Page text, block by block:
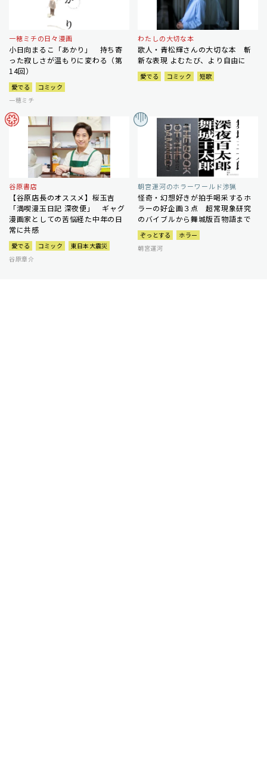
一穂ミチの日々漫画
小日向まるこ「あかり」 持ち寄
った寂しさが温もりに変わる（第
14回）
愛でる
コミック
一穂ミチ
わたしの大切な本
歌人・青松輝さんの大切な本 斬
新な表現 よむたび、より自由に
愛でる コミック 短歌
谷原書店
【谷原店長のオススメ】桜玉吉
「満喫漫玉日記 深夜便」 ギャグ
漫画家としての苦悩経た中年の日
常に共感
愛でる コミック
東日本大震災
谷原章介
朝宮運河のホラーワールド渉猟
怪奇・幻想好きが拍手喝采するホ
ラーの好企画３点 超常現象研究
のバイブルから舞城版百物語まで
ぞっとする
ホラー
朝宮運河